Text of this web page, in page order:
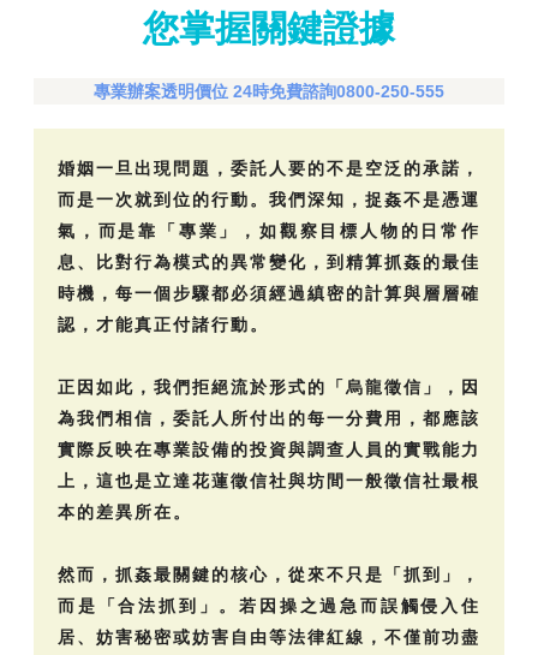
您掌握關鍵證據
專業辦案透明價位 24時免費諮詢0800-250-555
婚姻一旦出現問題，委託人要的不是空泛的承諾，
而是一次就到位的行動。我們深知，捉姦不是憑運
氣，而是靠「專業」，如觀察目標人物的日常作
息、比對行為模式的異常變化，到精算抓姦的最佳
時機，每一個步驟都必須經過縝密的計算與層層確
認，才能真正付諸行動。
正因如此，我們拒絕流於形式的「烏龍徵信」，因
為我們相信，委託人所付出的每一分費用，都應該
實際反映在專業設備的投資與調查人員的實戰能力
上，這也是立達花蓮徵信社與坊間一般徵信社最根
本的差異所在。
然而，抓姦最關鍵的核心，從來不只是「抓到」，
而是「合法抓到」。若因操之過急而誤觸侵入住
居、妨害秘密或妨害自由等法律紅線，不僅前功盡